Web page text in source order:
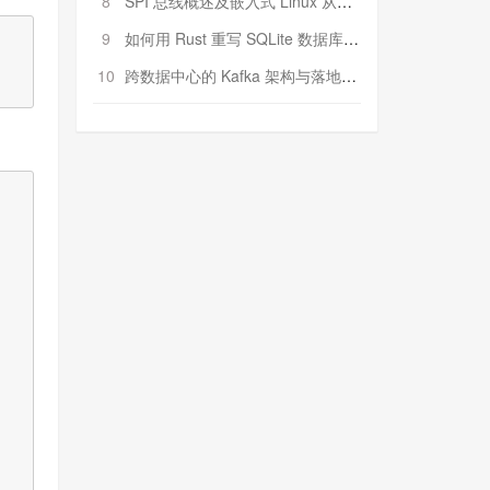
9
如何用 Rust 重写 SQLite 数据库（二）:是否有市场空间？
10 跨数据中心的 Kafka 架构与落地实战